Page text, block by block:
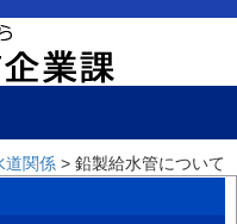
道関係 > 鉛製給水管について